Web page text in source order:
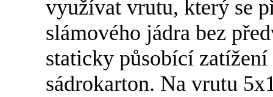
využívat vrutu, který se
slámového jádra bez
staticky působící zatížení
sádrokarton. Na vrutu